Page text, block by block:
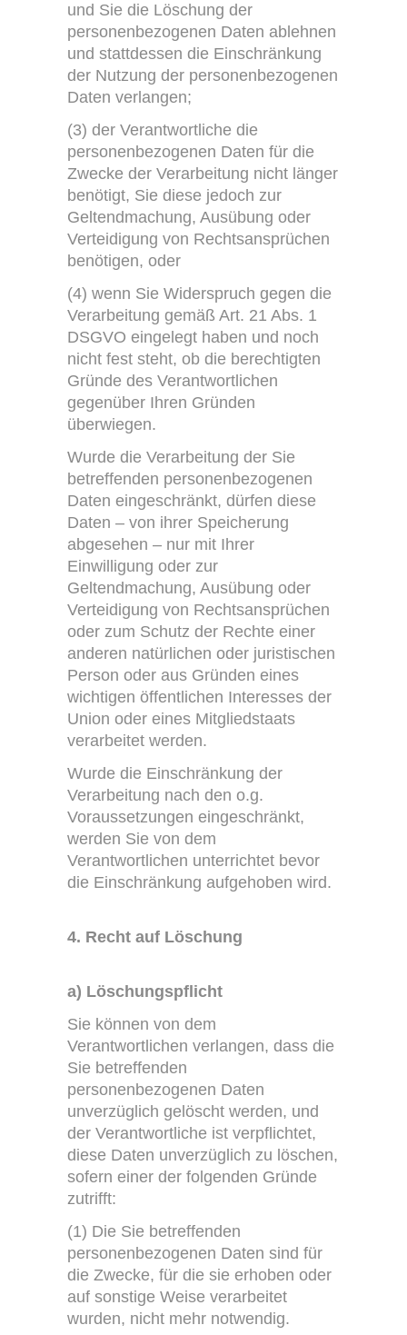
und Sie die Löschung der
personenbezogenen Daten ablehnen
und stattdessen die Einschränkung
der Nutzung der personenbezogenen
Daten verlangen;
(3) der Verantwortliche die
personenbezogenen Daten für die
Zwecke der Verarbeitung nicht länger
benötigt, Sie diese jedoch zur
Geltendmachung, Ausübung oder
Verteidigung von Rechtsansprüchen
benötigen, oder
(4) wenn Sie Widerspruch gegen die
Verarbeitung gemäß Art. 21 Abs. 1
DSGVO eingelegt haben und noch
nicht fest steht, ob die berechtigten
Gründe des Verantwortlichen
gegenüber Ihren Gründen
überwiegen.
Wurde die Verarbeitung der Sie
betreffenden personenbezogenen
Daten eingeschränkt, dürfen diese
Daten – von ihrer Speicherung
abgesehen – nur mit Ihrer
Einwilligung oder zur
Geltendmachung, Ausübung oder
Verteidigung von Rechtsansprüchen
oder zum Schutz der Rechte einer
anderen natürlichen oder juristischen
Person oder aus Gründen eines
wichtigen öffentlichen Interesses der
Union oder eines Mitgliedstaats
verarbeitet werden.
Wurde die Einschränkung der
Verarbeitung nach den o.g.
Voraussetzungen eingeschränkt,
werden Sie von dem
Verantwortlichen unterrichtet bevor
die Einschränkung aufgehoben wird.
4. Recht auf Löschung
a) Löschungspflicht
Sie können von dem
Verantwortlichen verlangen, dass die
Sie betreffenden
personenbezogenen Daten
unverzüglich gelöscht werden, und
der Verantwortliche ist verpflichtet,
diese Daten unverzüglich zu löschen,
sofern einer der folgenden Gründe
zutrifft:
(1) Die Sie betreffenden
personenbezogenen Daten sind für
die Zwecke, für die sie erhoben oder
auf sonstige Weise verarbeitet
wurden, nicht mehr notwendig.